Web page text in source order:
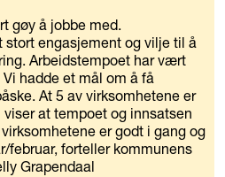
gøy å jobbe med.
stort engasjement og vilje til å
Arbeidstempoet har vært
hadde et mål om å få
At 5 av virksomhetene er
at tempoet og innsatsen
er godt i gang og
februar, forteller kommunens
Grapendaal